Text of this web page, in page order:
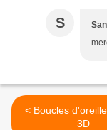
S
< Boucles d'oreilles Dé en
3D